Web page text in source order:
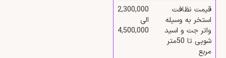
قیمت نظافت
استخر به وسیله
واتر جت و اسید
شویی تا 50متر
مربع
2,300,000
الی
4,500,000